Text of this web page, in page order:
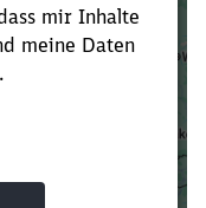
Suchbegriffe